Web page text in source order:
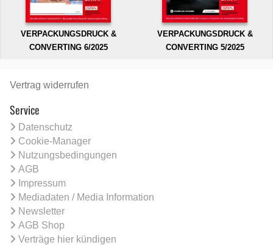
VERPACKUNGSDRUCK &
CONVERTING 6/2025
VERPACKUNGSDRUCK &
CONVERTING 5/2025
Vertrag widerrufen
Service
Datenschutz
Cookie-Manager
Nutzungsbedingungen
AGB
Impressum
Mediadaten / Media Information
Newsletter
AGB Shop
Verträge hier kündigen